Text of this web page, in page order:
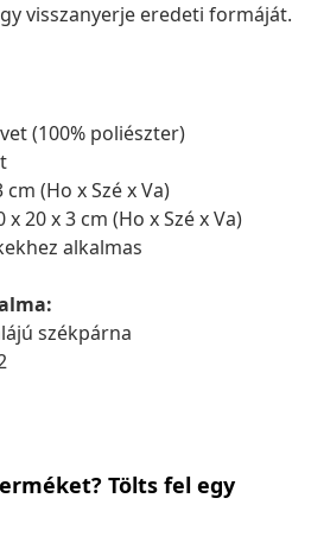
visszanyerje eredeti formáját.
(100% poliészter)
(Ho x Szé x Va)
20 x 3 cm (Ho x Szé x Va)
alkalmas
székpárna
Tölts fel egy